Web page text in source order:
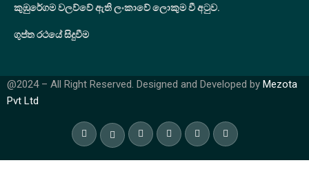
කුඹුරේගම වලව්වේ ඇති ලංකාවේ ලොකුම වී අටුව.
ගුප්ත රථයේ සිදුවීම
@2024 – All Right Reserved. Designed and Developed by Mezota
Pvt Ltd